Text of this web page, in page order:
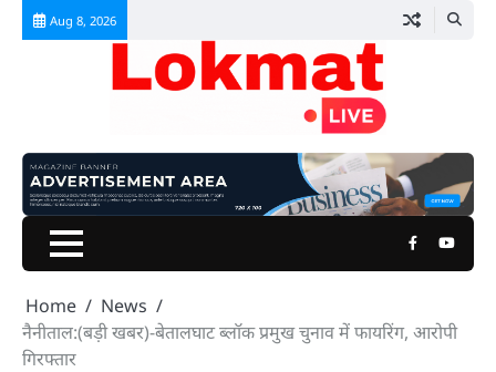
Skip
Aug 8, 2026
Facebook
Home
News
नैनीताल:(बड़ी खबर)-बेतालघाट ब्लॉक प्रमुख चुनाव में फायरिंग, आरोपी
गिरफ्तार